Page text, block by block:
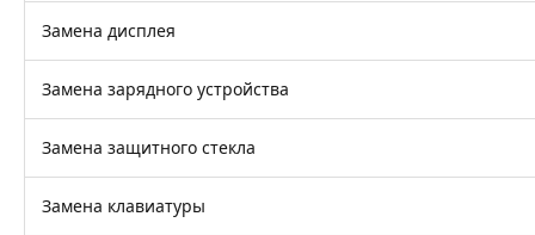
Замена дисплея
Замена зарядного устройства
Замена защитного стекла
Замена клавиатуры